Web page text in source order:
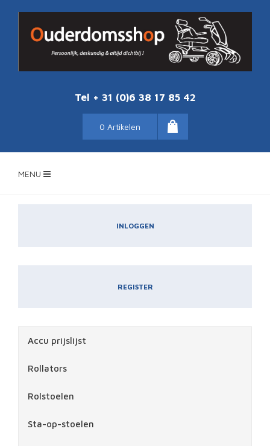
Tel + 31 (0)6 38 17 85 42
0 Artikelen
MENU
INLOGGEN
REGISTER
Accu prijslijst
Rollators
Rolstoelen
Sta-op-stoelen